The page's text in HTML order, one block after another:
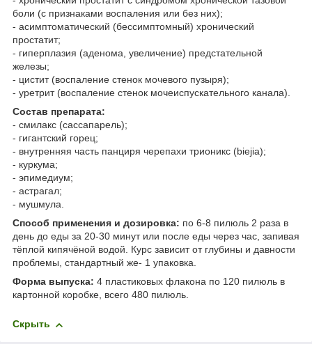
боли (с признаками воспаления или без них);
- асимптоматический (бессимптомный) хронический
простатит;
- гиперплазия (аденома, увеличение) предстательной
железы;
- цистит (воспаление стенок мочевого пузыря);
- уретрит (воспаление стенок мочеиспускательного канала).
Состав препарата:
- смилакс (сассапарель);
- гигантский горец;
- внутренняя часть панциря черепахи трионикс (biejia);
- куркума;
- эпимедиум;
- астрагал;
- мушмула.
Способ применения и дозировка: по 6-8 пилюль 2 раза в
день до еды за 20-30 минут или после еды через час, запивая
тёплой кипячёной водой. Курс зависит от глубины и давности
проблемы, стандартный же- 1 упаковка.
Форма выпуска: 4 пластиковых флакона по 120 пилюль в
картонной коробке, всего 480 пилюль.
Скрыть